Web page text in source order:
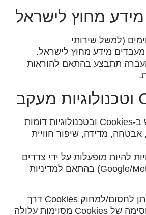
(למשל שירותי
מידע מחוץ לישראל.
תתבצע בהתאם להוראות
האתר עושה שימוש ב-Cookies ובטכנולוגיות דומות
אבטחה, מדידה, שיפור חוויית
להיות מופעלות על ידי צדדים
שלישיים (למשל Google/Meta) בהתאם למדיניות
ניתן לחסום/למחוק Cookies דרך
הגדרות הדפדפן. חסימה של Cookies מסוימות עלולה